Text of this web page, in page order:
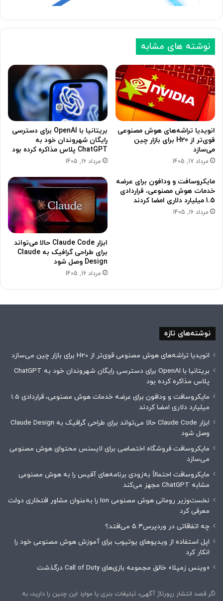
ی
ی
نوشته های مشابه
انویدیا تراشه‌های هوش مصنوعی
قوی‌تر از H20 برای بازار چین
می‌سازد
مرداد 17, 1405
بریتانیا با OpenAI برای دسترسی
رایگان شهروندان خود به
ChatGPT پلاس مذاکره کرده بود
مرداد 16, 1405
مایکروسافت و ودافون برای عرضه
خدمات هوش مصنوعی، قراردادی
1.5 میلیارد دلاری امضا کردند
مرداد 16, 1405
ابزار Claude Code حالا می‌تواند
برای طراحی گرافیک به Claude
Design وصل شود
مرداد 16, 1405
نوشته‌های تازه
انویدیا تراشه‌های هوش مصنوعی قوی‌تر از H20 برای بازار چین می‌سازد
بریتانیا با OpenAI برای دسترسی رایگان شهروندان خود به ChatGPT
پلاس مذاکره کرده بود
مایکروسافت و ودافون برای عرضه خدمات هوش مصنوعی، قراردادی 1.5
میلیارد دلاری امضا کردند
ابزار Claude Code حالا می‌تواند برای طراحی گرافیک به Claude Design
وصل شود
مایکروسافت فروشگاه اختصاصی برای لایسنس محتوای هوش مصنوعی
می‌سازد
مایکروسافت احتمالاً به‌زودی برنامه‌های آفیس را به هوش مصنوعی
مشابه ChatGPT مجهز می‌کند
نخست‌وزیر رومانی هوش مصنوعی Ion را به‌عنوان مشاور افتخاری دولت
معرفی کرد
چه اتفاقاتی در وردپرس۵.۴ می‌افتد؟
اپل استفاده از ویدیوهای یوتیوب برای آموزش هوش مصنوعی خود را
انکار کرد
«وینس زمپلا» خالق مجموعه بازی‌های Call of Duty درگذشت
اگر قصد انتشار رپورتاژ آگهی، تبلیغات بنری یا موارد این چنین را دارید، به